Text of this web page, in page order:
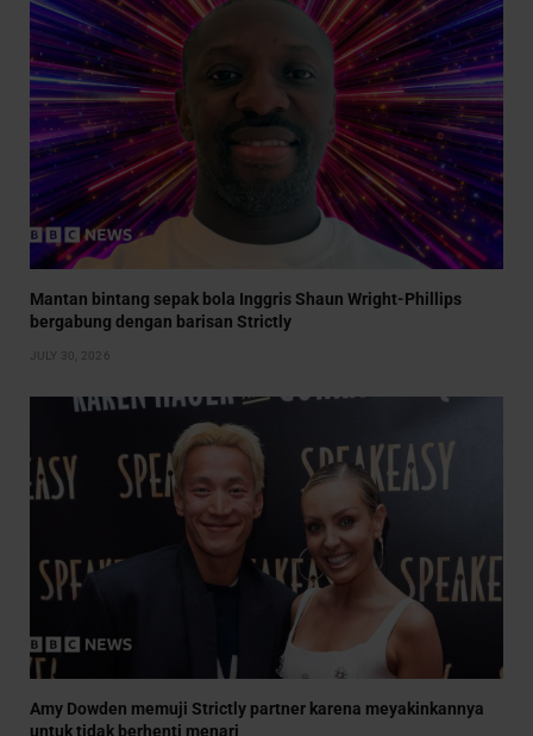
Mantan bintang sepak bola Inggris Shaun Wright-Phillips
bergabung dengan barisan Strictly
JULY 30, 2026
Amy Dowden memuji Strictly partner karena meyakinkannya
untuk tidak berhenti menari